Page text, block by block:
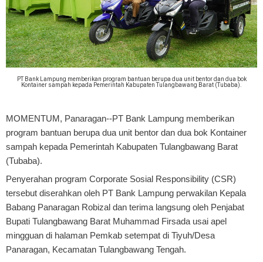
PT Bank Lampung memberikan program bantuan berupa dua unit bentor dan dua bok
Kontainer sampah kepada Pemerintah Kabupaten Tulangbawang Barat (Tubaba).
MOMENTUM, Panaragan--PT Bank Lampung memberikan
program bantuan berupa dua unit bentor dan dua bok Kontainer
sampah kepada Pemerintah Kabupaten Tulangbawang Barat
(Tubaba).
Penyerahan program Corporate Sosial Responsibility (CSR)
tersebut diserahkan oleh PT Bank Lampung perwakilan Kepala
Babang Panaragan Robizal dan terima langsung oleh Penjabat
Bupati Tulangbawang Barat Muhammad Firsada usai apel
mingguan di halaman Pemkab setempat di Tiyuh/Desa
Panaragan, Kecamatan Tulangbawang Tengah.